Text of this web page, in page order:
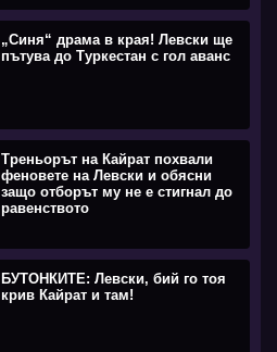
„Синя“ драма в края! Левски ще
пътува до Туркестан с гол аванс
Треньорът на Кайрат похвали
феновете на Левски и обясни
защо отборът му не е стигнал до
равенството
БУТОНКИТЕ: Левски, бий го тоя
крив Кайрат и там!